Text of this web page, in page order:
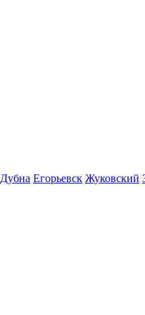
Дубна Егорьевск Жуковский